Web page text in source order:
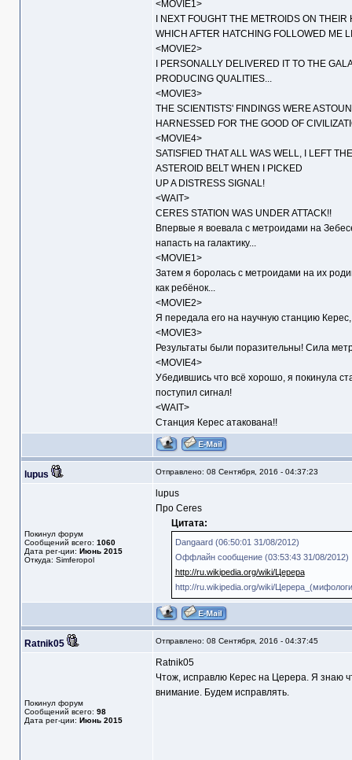
<MOVIE1>
I NEXT FOUGHT THE METROIDS ON
WHICH AFTER HATCHING FOLLOWED ME
<MOVIE2>
I PERSONALLY DELIVERED IT TO THE
PRODUCING QUALITIES...
<MOVIE3>
THE SCIENTISTS' FINDINGS WERE
HARNESSED FOR THE GOOD OF
<MOVIE4>
SATISFIED THAT ALL WAS WELL, I LEFT
ASTEROID BELT WHEN I PICKED
UP A DISTRESS SIGNAL!
<WAIT>
CERES STATION WAS UNDER ATTACK!!
Впервые я воевала с метроидами на
напасть на галактику...
<MOVIE1>
Затем я боролась с метроидами на их
как ребёнок...
<MOVIE2>
Я передала его на научную станцию Керес,
<MOVIE3>
Результаты были поразительны! Сила
<MOVIE4>
Убедившись что всё хорошо, я покинула
поступил сигнал!
<WAIT>
Станция Керес атакована!!
lupus Отправлено: 08 Сентября, 2016 - 04:37:23
Покинул форум
Сообщений всего: 1060
Дата рег-ции: Июнь 2015
Откуда: Simferopol
lupus
Про Ceres
Цитата:
Dangaard (06:50:01 31/08/2012)
Оффлайн сообщение (03:53:43 31/08/2012)
http://ru.wikipedia.org/wiki/Церера
http://ru.wikipedia.org/wiki/
Ratnik05 Отправлено: 08 Сентября, 2016 - 04:37:45
Покинул форум
Сообщений всего: 98
Дата рег-ции: Июнь 2015
Ratnik05
Чтож, исправлю Керес на Церера. Я знаю
внимание. Будем исправлять.